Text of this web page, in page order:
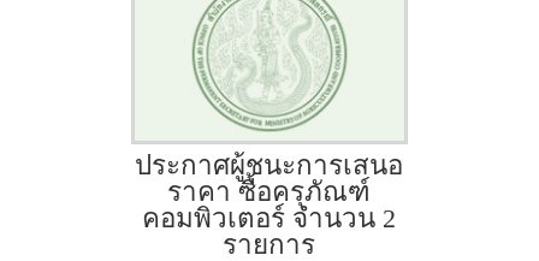
ประกาศผู้ชนะการเสนอ
ราคา ซื้อครุภัณฑ์
คอมพิวเตอร์ จำนวน 2
รายการ